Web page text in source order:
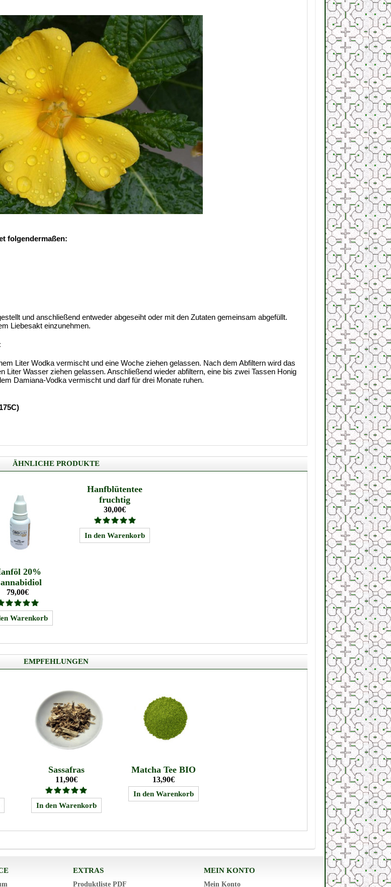
folgendermaßen:
und anschließend entweder abgeseiht oder mit den Zutaten gemeinsam abgefüllt.
Liebesakt einzunehmen.
Liter Wodka vermischt und eine Woche ziehen gelassen. Nach dem Abfiltern wird das
Liter Wasser ziehen gelassen. Anschließend wieder abfiltern, eine bis zwei Tassen Honig
Damiana-Vodka vermischt und darf für drei Monate ruhen.
ÄHNLICHE PRODUKTE
20%
79,00€
Hanfblütentee
fruchtig
30,00€
EMPFEHLUNGEN
Sassafras
11,90€
Matcha Tee BIO
13,90€
EXTRAS
Produktliste PDF
MEIN KONTO
Mein Konto